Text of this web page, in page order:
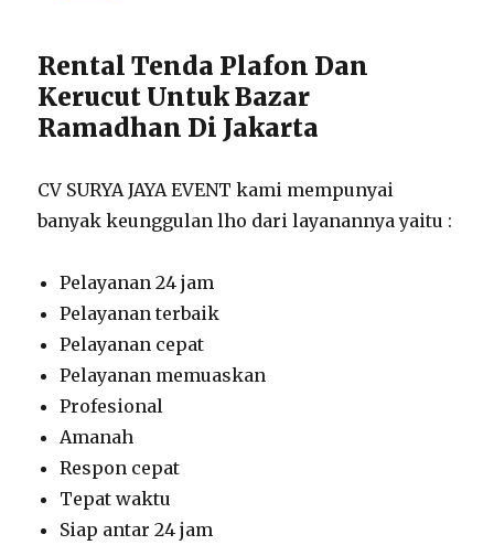
Rental Tenda Plafon Dan
Kerucut Untuk Bazar
Ramadhan Di Jakarta
CV SURYA JAYA EVENT kami mempunyai
banyak keunggulan lho dari layanannya yaitu :
Pelayanan 24 jam
Pelayanan terbaik
Pelayanan cepat
Pelayanan memuaskan
Profesional
Amanah
Respon cepat
Tepat waktu
Siap antar 24 jam